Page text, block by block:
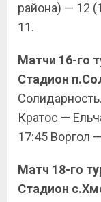
района) — 12
11.
Матчи 16-го
Стадион
Солидарность.
Кратос —
17:45 Воргол
Матч 18-го
Стадион